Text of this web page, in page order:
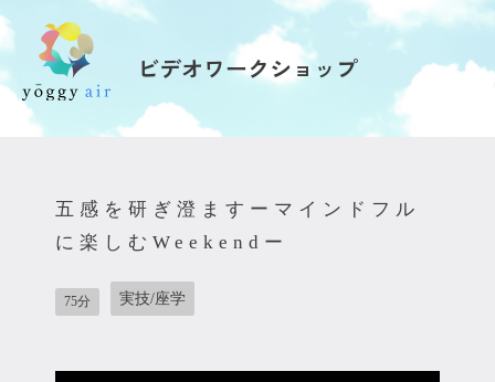
受講の流れ
インストラクター一覧
FAQ / お問い合わせ
ビデオワークショップ
五感を研ぎ澄ますーマインドフル
に楽しむWeekendー
75分 実技/座学